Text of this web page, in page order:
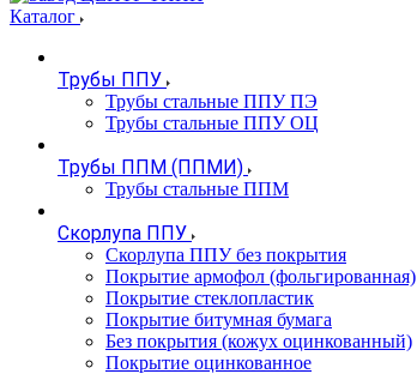
Каталог
Трубы ППУ
Трубы стальные ППУ ПЭ
Трубы стальные ППУ ОЦ
Трубы ППМ (ППМИ)
Трубы стальные ППМ
Скорлупа ППУ
Скорлупа ППУ без покрытия
Покрытие армофол (фольгированная)
Покрытие стеклопластик
Покрытие битумная бумага
Без покрытия (кожух оцинкованный)
Покрытие оцинкованное